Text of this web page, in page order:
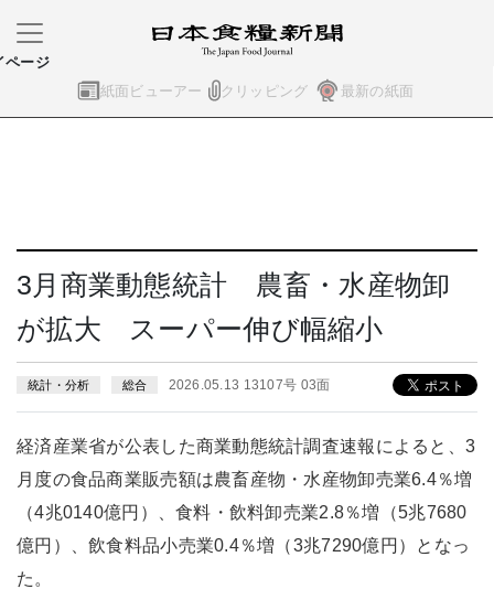
紙面ビューアー クリッピング 最新の紙面
ページ
3月商業動態統計 農畜・水産物卸
が拡大 スーパー伸び幅縮小
統計・分析 総合 2026.05.13 13107号 03面
経済産業省が公表した商業動態統計調査速報によると、3
月度の食品商業販売額は農畜産物・水産物卸売業6.4％増
（4兆0140億円）、食料・飲料卸売業2.8％増（5兆7680
億円）、飲食料品小売業0.4％増（3兆7290億円）となっ
た。